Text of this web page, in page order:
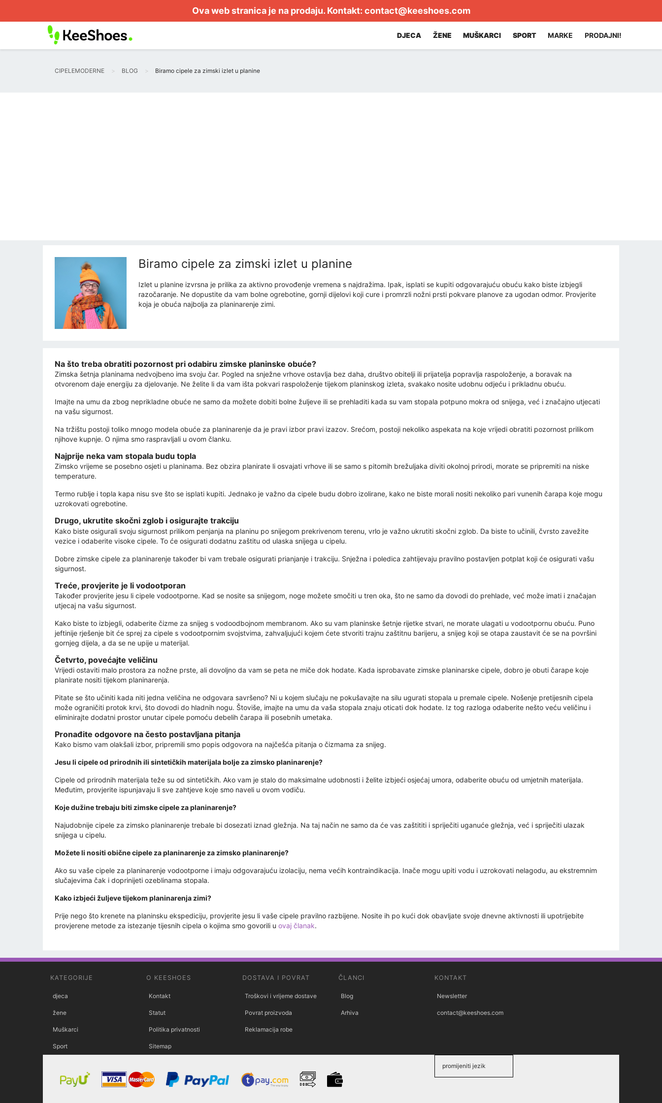
Ova web stranica je na prodaju. Kontakt: contact@keeshoes.com
DJECA ŽENE MUŠKARCI SPORT MARKE PRODAJNI!
CIPELEMODERNE BLOG Biramo cipele za zimski izlet u planine
Biramo cipele za zimski izlet u planine
Izlet u planine izvrsna je prilika za aktivno provođenje vremena s najdražima. Ipak, isplati se kupiti odgovarajuću obuću kako biste izbjegli
razočaranje. Ne dopustite da vam bolne ogrebotine, gornji dijelovi koji cure i promrzli nožni prsti pokvare planove za ugodan odmor. Provjerite
koja je obuća najbolja za planinarenje zimi.
Na što treba obratiti pozornost pri odabiru zimske planinske obuće?
Zimska šetnja planinama nedvojbeno ima svoju čar. Pogled na snježne vrhove ostavlja bez daha, društvo obitelji ili prijatelja popravlja raspoloženje, a boravak na
otvorenom daje energiju za djelovanje. Ne želite li da vam išta pokvari raspoloženje tijekom planinskog izleta, svakako nosite udobnu odjeću i prikladnu obuću.
Imajte na umu da zbog neprikladne obuće ne samo da možete dobiti bolne žuljeve ili se prehladiti kada su vam stopala potpuno mokra od snijega, već i značajno utjecati
na vašu sigurnost.
Na tržištu postoji toliko mnogo modela obuće za planinarenje da je pravi izbor pravi izazov. Srećom, postoji nekoliko aspekata na koje vrijedi obratiti pozornost prilikom
njihove kupnje. O njima smo raspravljali u ovom članku.
Najprije neka vam stopala budu topla
Zimsko vrijeme se posebno osjeti u planinama. Bez obzira planirate li osvajati vrhove ili se samo s pitomih brežuljaka diviti okolnoj prirodi, morate se pripremiti na niske
temperature.
Termo rublje i topla kapa nisu sve što se isplati kupiti. Jednako je važno da cipele budu dobro izolirane, kako ne biste morali nositi nekoliko pari vunenih čarapa koje mogu
uzrokovati ogrebotine.
Drugo, ukrutite skočni zglob i osigurajte trakciju
Kako biste osigurali svoju sigurnost prilikom penjanja na planinu po snijegom prekrivenom terenu, vrlo je važno ukrutiti skočni zglob. Da biste to učinili, čvrsto zavežite
vezice i odaberite visoke cipele. To će osigurati dodatnu zaštitu od ulaska snijega u cipelu.
Dobre zimske cipele za planinarenje također bi vam trebale osigurati prianjanje i trakciju. Snježna i poledica zahtijevaju pravilno postavljen potplat koji će osigurati vašu
sigurnost.
Treće, provjerite je li vodootporan
Također provjerite jesu li cipele vodootporne. Kad se nosite sa snijegom, noge možete smočiti u tren oka, što ne samo da dovodi do prehlade, već može imati i značajan
utjecaj na vašu sigurnost.
Kako biste to izbjegli, odaberite čizme za snijeg s vodoodbojnom membranom. Ako su vam planinske šetnje rijetke stvari, ne morate ulagati u vodootpornu obuću. Puno
jeftinije rješenje bit će sprej za cipele s vodootpornim svojstvima, zahvaljujući kojem ćete stvoriti trajnu zaštitnu barijeru, a snijeg koji se otapa zaustavit će se na površini
gornjeg dijela, a da se ne upije u materijal.
Četvrto, povećajte veličinu
Vrijedi ostaviti malo prostora za nožne prste, ali dovoljno da vam se peta ne miče dok hodate. Kada isprobavate zimske planinarske cipele, dobro je obuti čarape koje
planirate nositi tijekom planinarenja.
Pitate se što učiniti kada niti jedna veličina ne odgovara savršeno? Ni u kojem slučaju ne pokušavajte na silu ugurati stopala u premale cipele. Nošenje pretijesnih cipela
može ograničiti protok krvi, što dovodi do hladnih nogu. Štoviše, imajte na umu da vaša stopala znaju oticati dok hodate. Iz tog razloga odaberite nešto veću veličinu i
eliminirajte dodatni prostor unutar cipele pomoću debelih čarapa ili posebnih umetaka.
Pronađite odgovore na često postavljana pitanja
Kako bismo vam olakšali izbor, pripremili smo popis odgovora na najčešća pitanja o čizmama za snijeg.
Jesu li cipele od prirodnih ili sintetičkih materijala bolje za zimsko planinarenje?
Cipele od prirodnih materijala teže su od sintetičkih. Ako vam je stalo do maksimalne udobnosti i želite izbjeći osjećaj umora, odaberite obuću od umjetnih materijala.
Međutim, provjerite ispunjavaju li sve zahtjeve koje smo naveli u ovom vodiču.
Koje dužine trebaju biti zimske cipele za planinarenje?
Najudobnije cipele za zimsko planinarenje trebale bi dosezati iznad gležnja. Na taj način ne samo da će vas zaštititi i spriječiti uganuće gležnja, već i spriječiti ulazak
snijega u cipelu.
Možete li nositi obične cipele za planinarenje za zimsko planinarenje?
Ako su vaše cipele za planinarenje vodootporne i imaju odgovarajuću izolaciju, nema većih kontraindikacija. Inače mogu upiti vodu i uzrokovati nelagodu, au ekstremnim
slučajevima čak i doprinijeti ozeblinama stopala.
Kako izbjeći žuljeve tijekom planinarenja zimi?
Prije nego što krenete na planinsku ekspediciju, provjerite jesu li vaše cipele pravilno razbijene. Nosite ih po kući dok obavljate svoje dnevne aktivnosti ili upotrijebite
provjerene metode za istezanje tijesnih cipela o kojima smo govorili u ovaj članak.
KATEGORIJE
djeca
žene
Muškarci
Sport
O KEESHOES
Kontakt
Statut
Politika privatnosti
Sitemap
DOSTAVA I POVRAT
Troškovi i vrijeme dostave
Povrat proizvoda
Reklamacija robe
ČLANCI
Blog
Arhiva
KONTAKT
Newsletter
contact@keeshoes.com
promijeniti jezik